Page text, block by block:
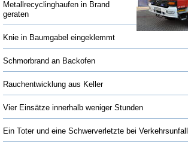
Metallrecyclinghaufen in Brand
geraten
Knie in Baumgabel eingeklemmt
Schmorbrand an Backofen
Rauchentwicklung aus Keller
Vier Einsätze innerhalb weniger Stunden
Ein Toter und eine Schwerverletzte bei Verkehrsunfall